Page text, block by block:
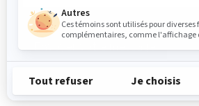
Envoyer votre message